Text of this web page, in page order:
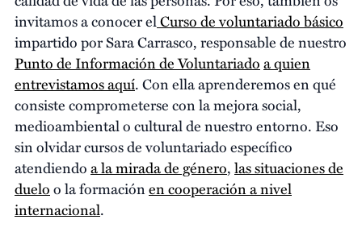
invitamos a conocer elCurso de voluntariado básico
impartido por Sara Carrasco, responsable de nuestro
Punto de Información de Voluntariadoa quien
entrevistamos aquí. Con ella aprenderemos en qué
consiste comprometerse con la mejora social,
medioambiental o cultural de nuestro entorno. Eso
sin olvidar cursos de voluntariado específico
atendiendoa la mirada de género,las situaciones de
dueloo la formaciónen cooperación a nivel
internacional.